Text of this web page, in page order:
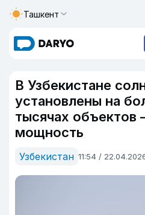
Ташкент
В Узбекистане
установлены на
тысячах объектов
мощность
Узбекистан 11:54 /